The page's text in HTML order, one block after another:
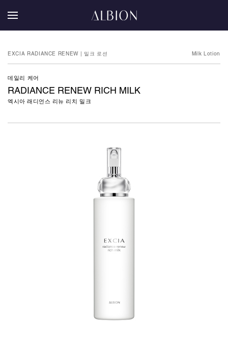
EXCIA RADIANCE RENEW | 밀크 로션 Milk Lotion
데일리 케어
RADIANCE RENEW RICH MILK
엑시아 래디언스 리뉴 리치 밀크